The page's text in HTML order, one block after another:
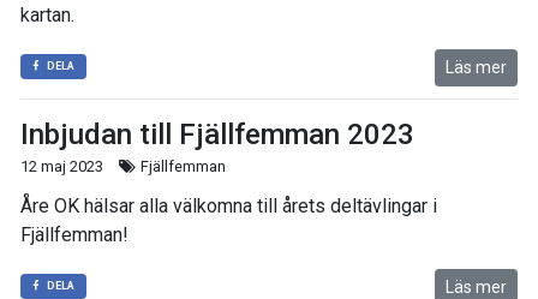
kartan.
DELA Läs mer
Inbjudan till Fjällfemman 2023
12 maj 2023 Fjällfemman
Åre OK hälsar alla välkomna till årets deltävlingar i
Fjällfemman!
DELA Läs mer